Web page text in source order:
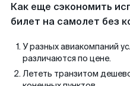
Как еще сэкономить
билет на самолет без
У разных авиакомпаний
различаются по цене.
Лететь транзитом